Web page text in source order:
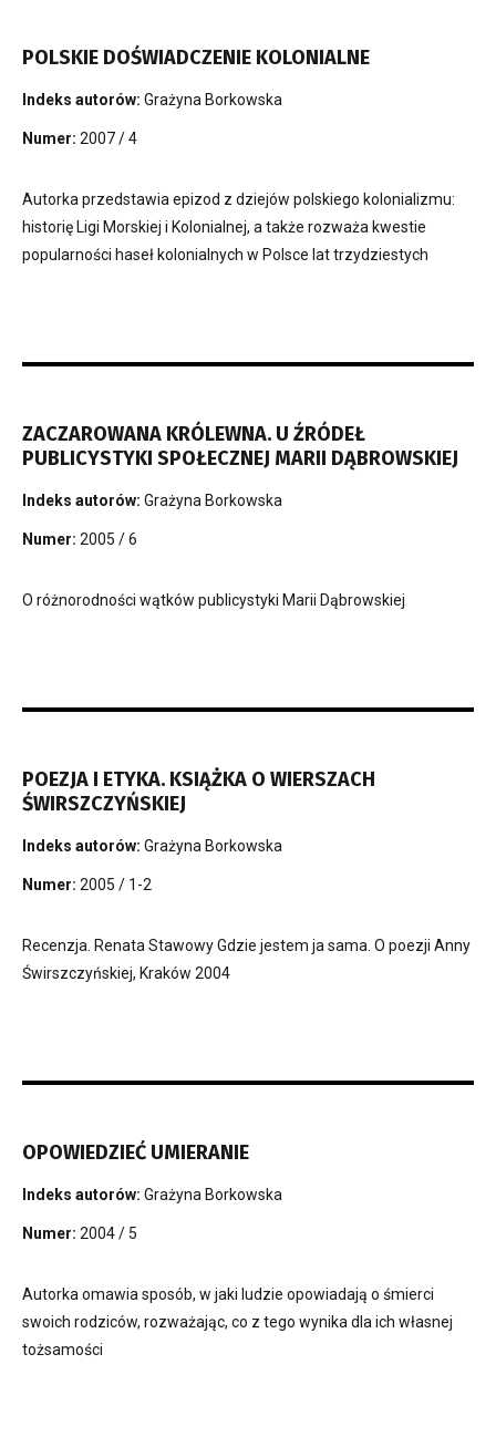
POLSKIE DOŚWIADCZENIE KOLONIALNE
Indeks autorów: Grażyna Borkowska
Numer: 2007 / 4
Autorka przedstawia epizod z dziejów polskiego kolonializmu:
historię Ligi Morskiej i Kolonialnej, a także rozważa kwestie
popularności haseł kolonialnych w Polsce lat trzydziestych
ZACZAROWANA KRÓLEWNA. U ŹRÓDEŁ
PUBLICYSTYKI SPOŁECZNEJ MARII DĄBROWSKIEJ
Indeks autorów: Grażyna Borkowska
Numer: 2005 / 6
O różnorodności wątków publicystyki Marii Dąbrowskiej
POEZJA I ETYKA. KSIĄŻKA O WIERSZACH
ŚWIRSZCZYŃSKIEJ
Indeks autorów: Grażyna Borkowska
Numer: 2005 / 1-2
Recenzja. Renata Stawowy Gdzie jestem ja sama. O poezji Anny
Świrszczyńskiej, Kraków 2004
OPOWIEDZIEĆ UMIERANIE
Indeks autorów: Grażyna Borkowska
Numer: 2004 / 5
Autorka omawia sposób, w jaki ludzie opowiadają o śmierci
swoich rodziców, rozważając, co z tego wynika dla ich własnej
tożsamości